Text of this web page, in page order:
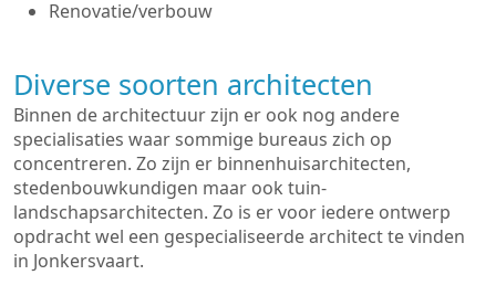
Renovatie/verbouw
Diverse soorten architecten
Binnen de architectuur zijn er ook nog andere
specialisaties waar sommige bureaus zich op
concentreren. Zo zijn er binnenhuisarchitecten,
stedenbouwkundigen maar ook tuin-
landschapsarchitecten. Zo is er voor iedere ontwerp
opdracht wel een gespecialiseerde architect te vinden
in Jonkersvaart.